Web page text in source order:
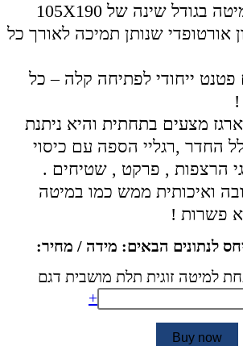
הספה נפתחת למיטה בגודל שינה של 105X190
אורטופדי שנותן תמיכה לאורך כל
פטנט ייחודי לפתיחה קלה – כל
מצעים בתחתית והיא ניתנת
החדר ,רגליי הספה עם כיסוי
הרצפות , פרקט , שטיחים .
ואיכותית ממש כמו במיטה
פשרות !
לנתונים הבאים: מידה / מחיר:
למיטה זוגית תלת מושבית דגם
+
Buy now